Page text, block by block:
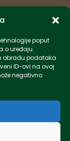
poput
o uređaju.
obradu podataka
ID-ovi na ovoj
negativno